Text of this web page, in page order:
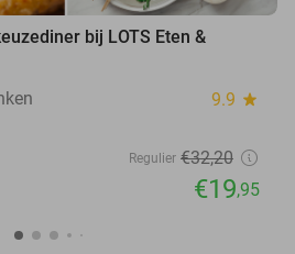
bij LOTS Eten &
9.9 star
Regulier €32,20
€19,95